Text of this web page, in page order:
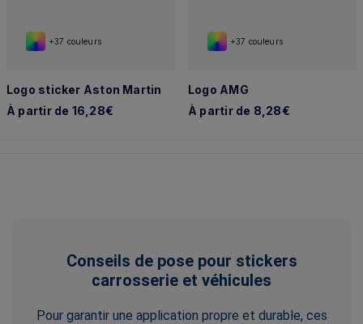
+37 couleurs
Logo sticker Aston Martin
À partir de 16,28€
+37 couleurs
Logo AMG
À partir de 8,28€
Conseils de pose pour stickers
carrosserie et véhicules
Pour garantir une application propre et durable, ces